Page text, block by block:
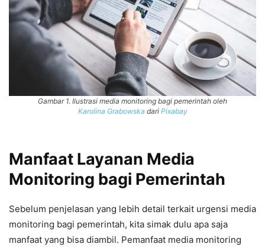
Gambar 1. Ilustrasi media monitoring bagi pemerintah oleh
Karolina Grabowska dari Pixabay
Manfaat Layanan Media
Monitoring bagi Pemerintah
Sebelum penjelasan yang lebih detail terkait urgensi media
monitoring bagi pemerintah, kita simak dulu apa saja
manfaat yang bisa diambil. Pemanfaat media monitoring